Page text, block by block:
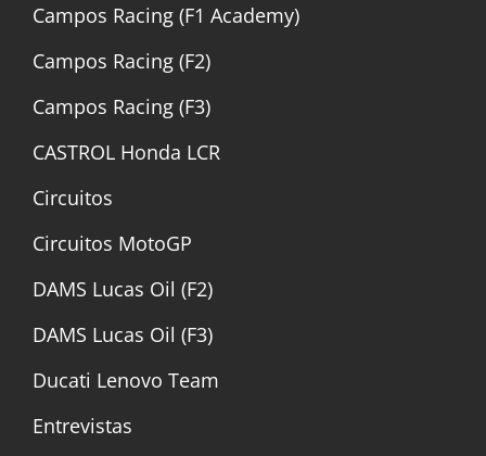
Campos Racing (F1 Academy)
Campos Racing (F2)
Campos Racing (F3)
CASTROL Honda LCR
Circuitos
Circuitos MotoGP
DAMS Lucas Oil (F2)
DAMS Lucas Oil (F3)
Ducati Lenovo Team
Entrevistas